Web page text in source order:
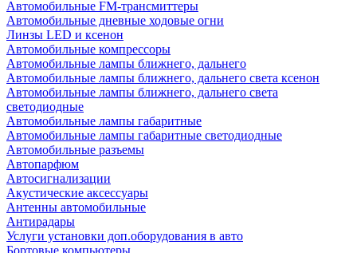
Автомобильные FM-трансмиттеры
Автомобильные дневные ходовые огни
Линзы LED и ксенон
Автомобильные компрессоры
Автомобильные лампы ближнего, дальнего
Автомобильные лампы ближнего, дальнего света ксенон
Автомобильные лампы ближнего, дальнего света
светодиодные
Автомобильные лампы габаритные
Автомобильные лампы габаритные светодиодные
Автомобильные разъемы
Автопарфюм
Автосигнализации
Акустические аксессуары
Антенны автомобильные
Антирадары
Услуги установки доп.оборудования в авто
Бортовые компьютеры